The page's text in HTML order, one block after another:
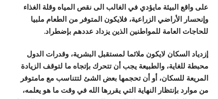
على واقع البيئة مايؤدي في الغالب الى نقص المياه وقلة الغذاء
وإنحسار الأراضي الزراعية، فلايكون المتوفر من الطعام ملبيا
للحاجات العامة للمواطنين الذين يزداد عددهم بإضطراد.
إزدياد السكان لايكون ملائما لمستقبل البشرية، وقدرات الدول
محبطة للغاية، والطبيعة يجب أن تتحرك بإتجاه ما لتوقف الزيادة
المريعة للسكان، أو أن تحجمها بعض الشئ لتتناسب مع مامتوفر
من موارد بإنتظار النهاية التي يقررها الله في وقت ما هو يعلمه،